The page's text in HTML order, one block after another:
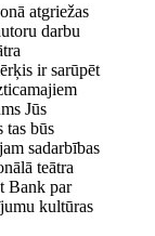
atgriežas
darbu
ir sarūpēt
Jūs
tas būs
sadarbības
teātra
Bank par
kultūras